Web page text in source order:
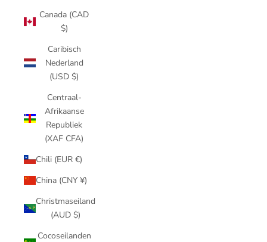
Canada (CAD
$)
Caribisch
Nederland
(USD $)
Centraal-
Afrikaanse
Republiek
(XAF CFA)
Chili (EUR €)
China (CNY ¥)
Christmaseiland
(AUD $)
Cocoseilanden